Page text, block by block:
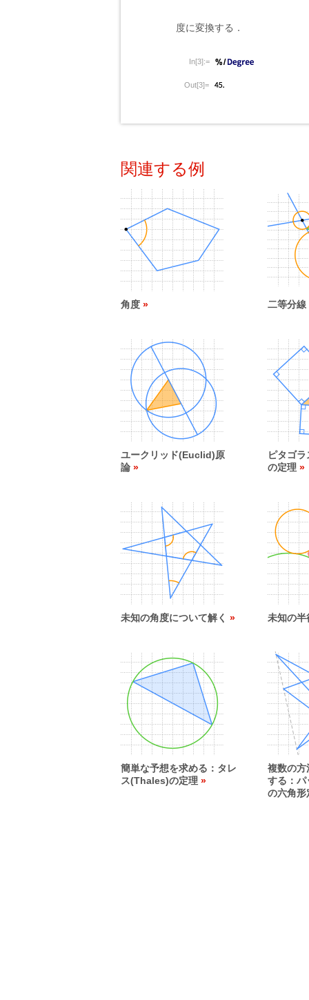
度に変換する．
In[3]:=
Out[3]=
関連する例
角度 二等分線
ユークリッド(Euclid)原
論
ピタゴ
の定理
未知の角度について解く 未知の半
簡単な予想を求める：タレ
ス(Thales)の定理
複数の方
する：
の六角形